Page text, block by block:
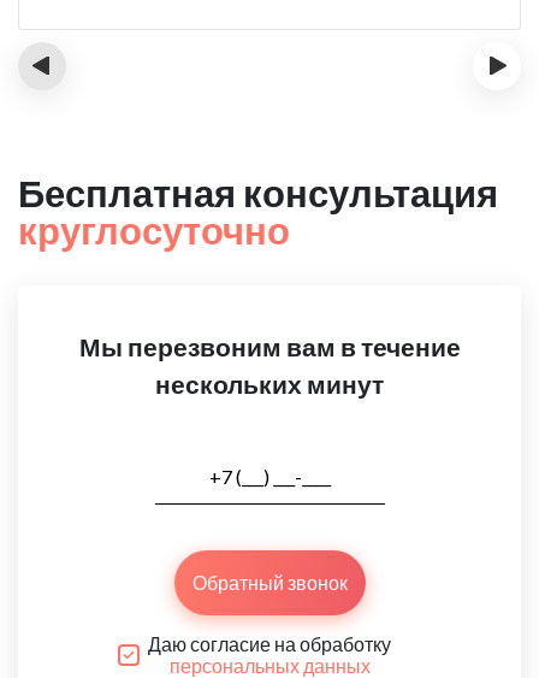
‹ ›
Бесплатная консультация
круглосуточно
Мы перезвоним вам в течение
нескольких минут
Обратный звонок
Даю согласие на обработку
персональных данных